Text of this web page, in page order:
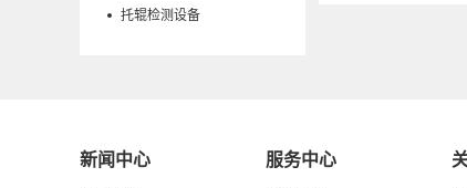
托辊检测设备
新闻中心 服务中心